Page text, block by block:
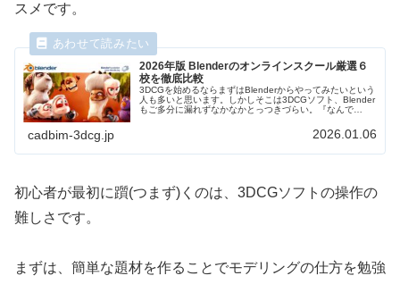
スメです。
2026年版 Blenderのオンラインスクール厳選６
校を徹底比較
3DCGを始めるならまずはBlenderからやってみたいという
人も多いと思います。しかしそこは3DCGソフト、Blender
もご多分に漏れずなかなかとっつきづらい。『なんで
回はそんな嘆きを解消するため、Blenderのおすすめのオ
cadbim-3dcg.jp 2026.01.06
初心者が最初に躓(つまず)くのは、3DCGソフトの操作の
難しさです。
まずは、簡単な題材を作ることでモデリングの仕方を勉強